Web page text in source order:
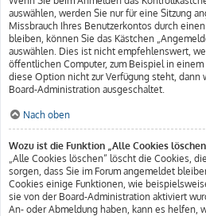
auswählen, werden Sie nur für eine Sitzung
Missbrauch Ihres Benutzerkontos durch
bleiben, können Sie das Kästchen
auswählen. Dies ist nicht empfehlenswert,
öffentlichen Computer, zum Beispiel in
diese Option nicht zur Verfügung steht, dann
Board-Administration ausgeschaltet.
Nach oben
Wozu ist die Funktion „Alle Cookies
„Alle Cookies löschen“ löscht die Cookies,
sorgen, dass Sie im Forum angemeldet
Cookies einige Funktionen, wie
sie von der Board-Administration aktiviert
An- oder Abmeldung haben, kann es helfen,